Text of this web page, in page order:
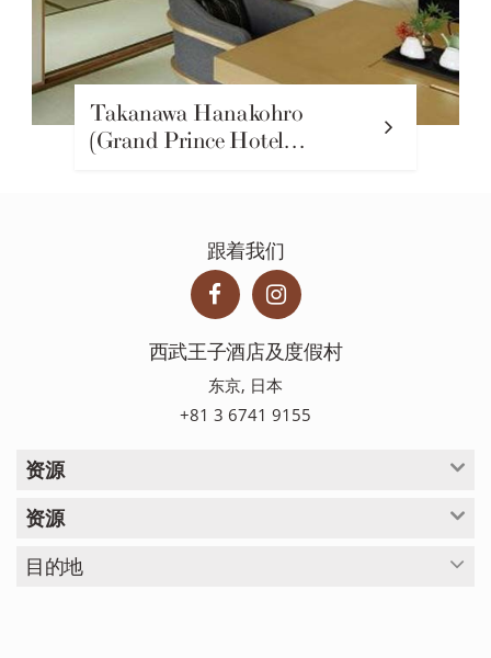
Takanawa Hanakohro
(Grand Prince Hotel…
跟着我们
西武王子酒店及度假村
东京, 日本
+81 3 6741 9155
资源
资源
目的地